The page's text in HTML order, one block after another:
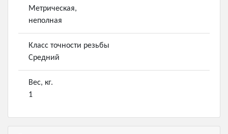
Метрическая,
неполная
Класс точности резьбы
Средний
Вес, кг.
1